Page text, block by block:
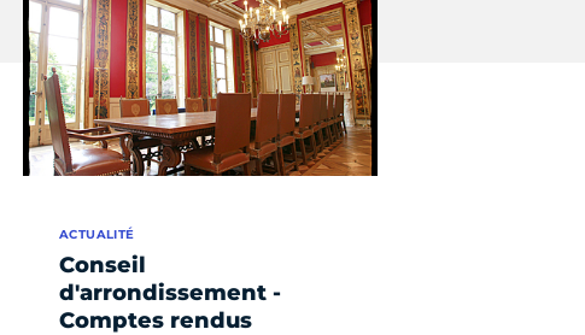
Conseil
d'arrondissement -
Comptes rendus
ACTUALITÉ